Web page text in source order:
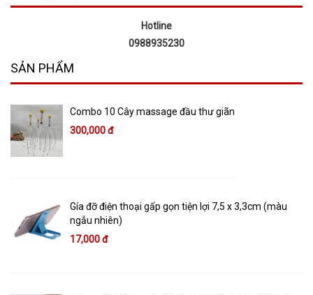
Hotline
0988935230
SẢN PHẨM
Combo 10 Cây massage đầu thư giãn
300,000 đ
Gía đỡ điện thoại gấp gọn tiện lợi 7,5 x 3,3cm (màu
ngẫu nhiên)
17,000 đ